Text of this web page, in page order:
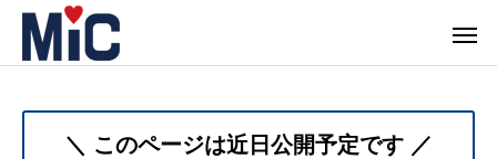
＼ このページは近日公開予定です ／